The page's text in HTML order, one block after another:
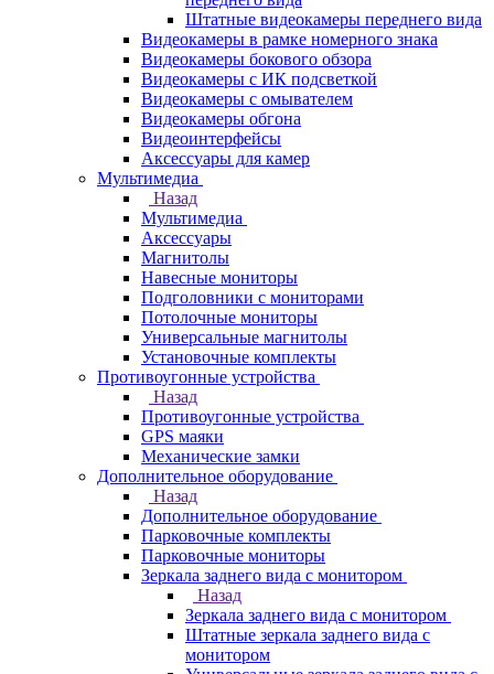
Штатные видеокамеры переднего вида
Видеокамеры в рамке номерного знака
Видеокамеры бокового обзора
Видеокамеры с ИК подсветкой
Видеокамеры с омывателем
Видеокамеры обгона
Видеоинтерфейсы
Аксессуары для камер
Мультимедиа
Назад
Мультимедиа
Аксессуары
Магнитолы
Навесные мониторы
Подголовники с мониторами
Потолочные мониторы
Универсальные магнитолы
Установочные комплекты
Противоугонные устройства
Назад
Противоугонные устройства
GPS маяки
Механические замки
Дополнительное оборудование
Назад
Дополнительное оборудование
Парковочные комплекты
Парковочные мониторы
Зеркала заднего вида с монитором
Назад
Зеркала заднего вида с монитором
Штатные зеркала заднего вида с
монитором